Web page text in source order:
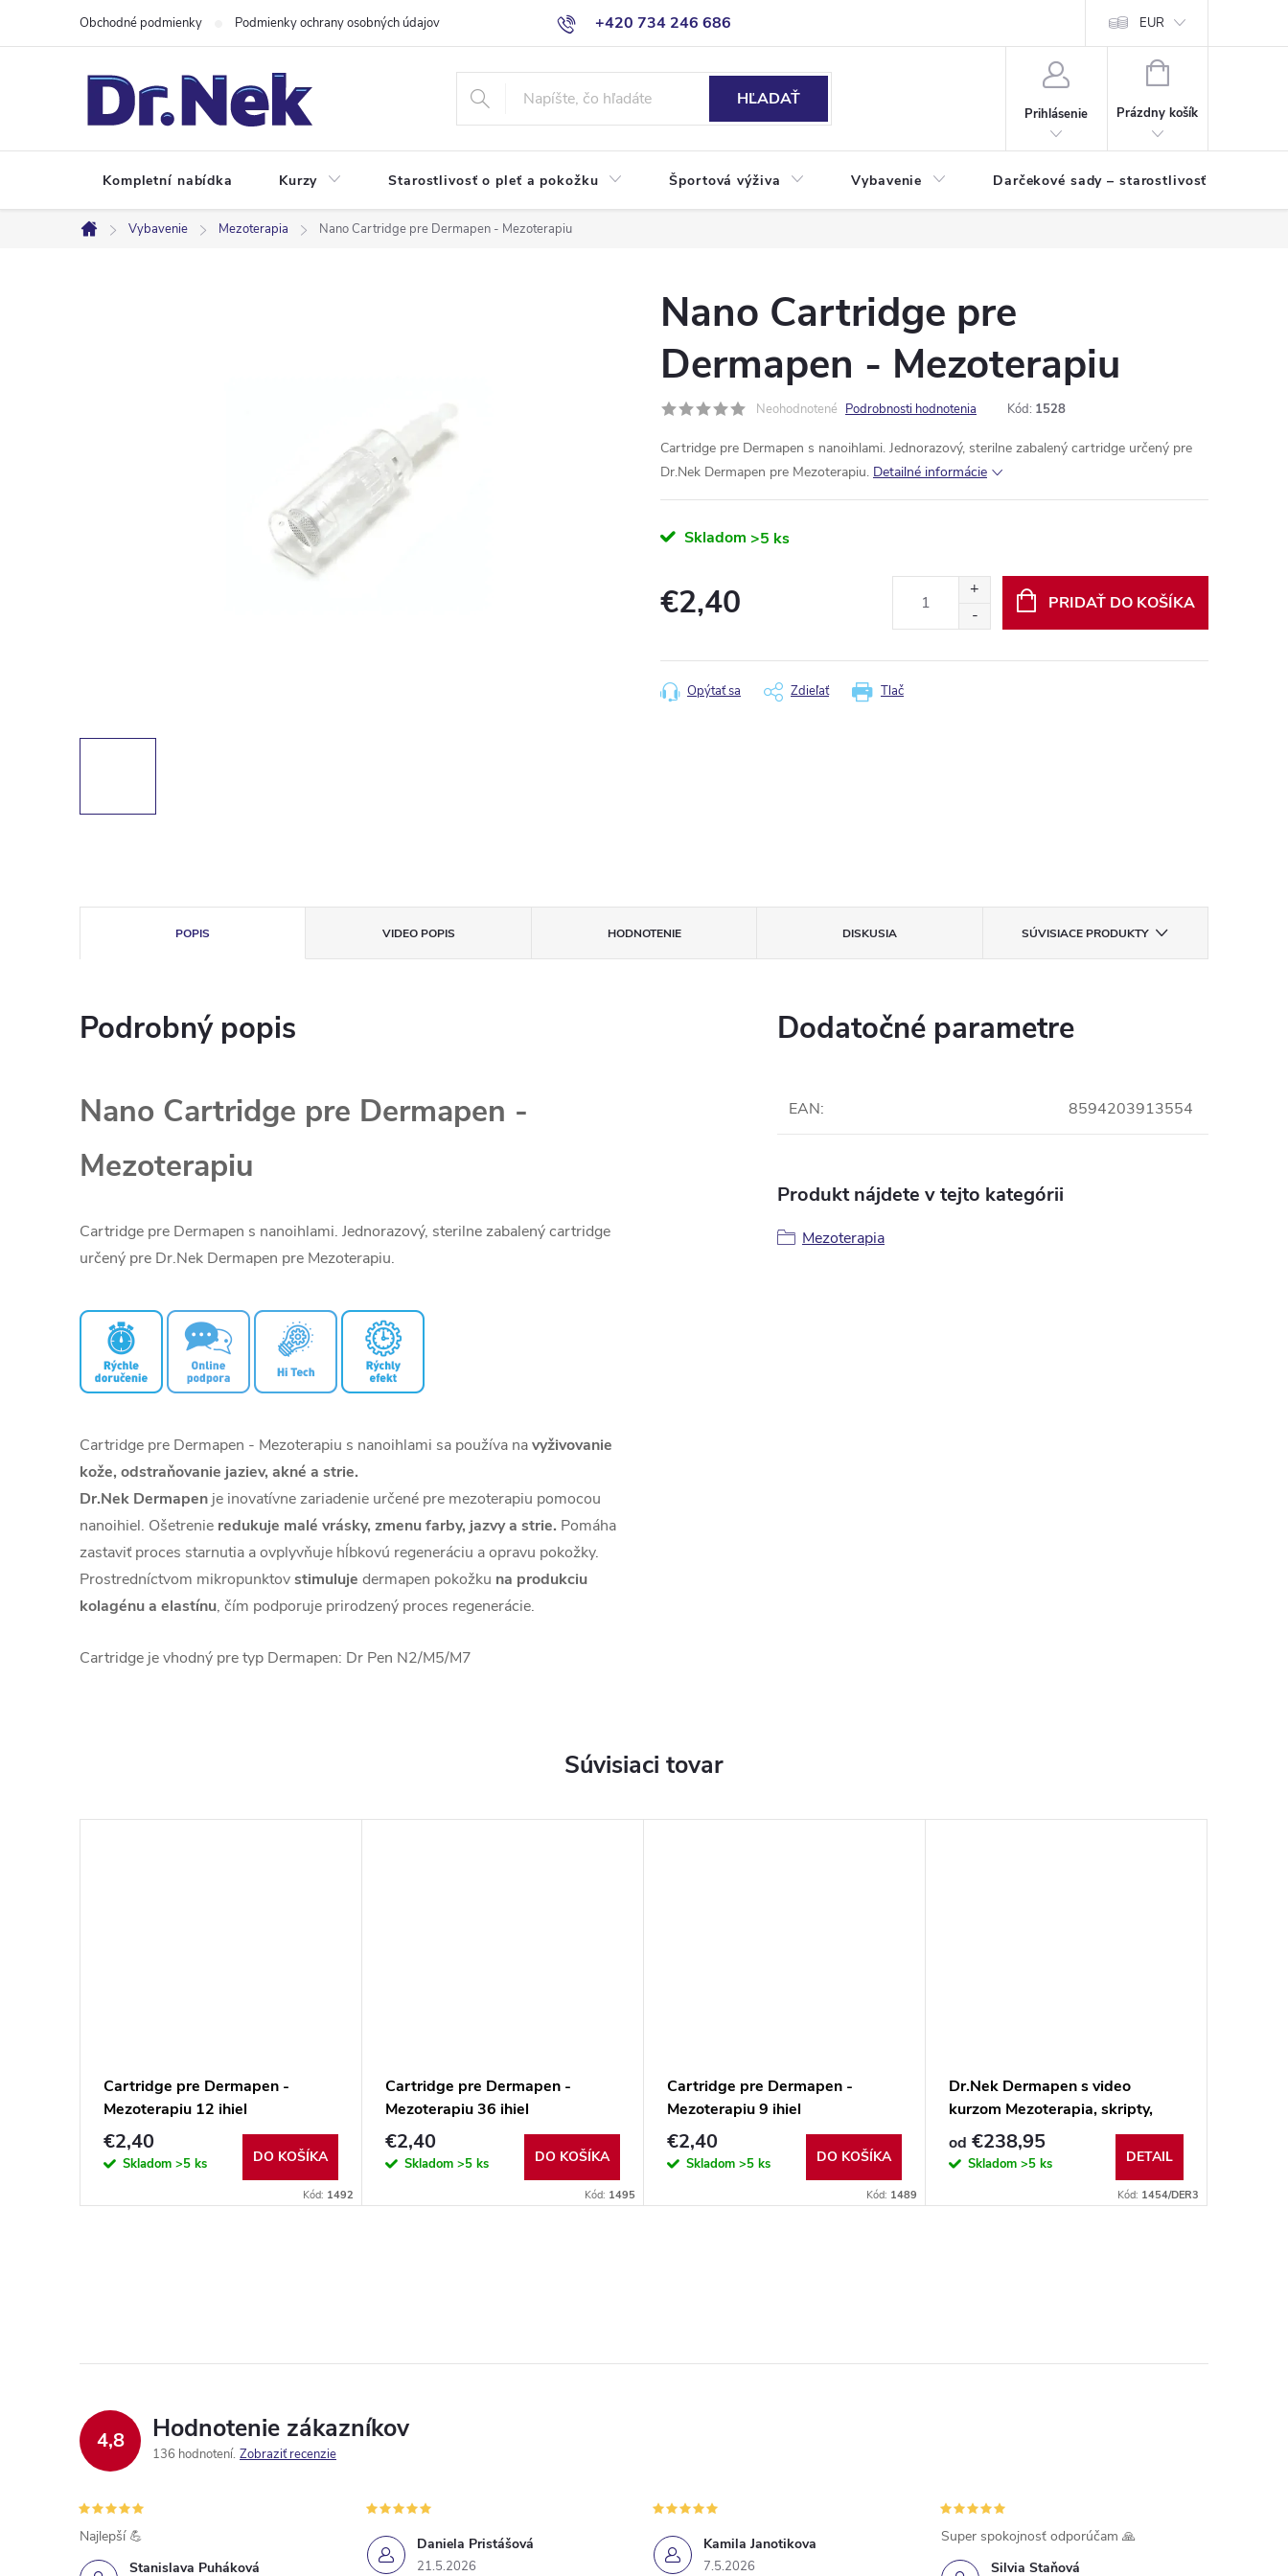
+420 734 246 686
Obchodné podmienky Podmienky ochrany osobných údajov EUR
HĽADAŤ
Prihlásenie
NÁKUPNÝ
Prázdny košík
Kompletní nabídka Kurzy Starostlivosť o pleť a pokožku Športová výživa Vybavenie Darčekové sady – starostlivosť o pleť a
Domov
Vybavenie Mezoterapia Nano Cartridge pre Dermapen - Mezoterapiu
Nano Cartridge pre
Dermapen - Mezoterapiu
Neohodnotené Podrobnosti hodnotenia Kód: 1528
Cartridge pre Dermapen s nanoihlami. Jednorazový, sterilne zabalený cartridge určený pre
Dr.Nek Dermapen pre Mezoterapiu. Detailné informácie
Skladom >5 ks
€2,40 PRIDAŤ DO KOŠÍKA
Tlač
Opýtať sa Zdieľať
POPIS VIDEO POPIS HODNOTENIE DISKUSIA SÚVISIACE PRODUKTY
Podrobný popis
Nano Cartridge pre Dermapen -
Mezoterapiu
Cartridge pre Dermapen s nanoihlami. Jednorazový, sterilne zabalený cartridge
určený pre Dr.Nek Dermapen pre Mezoterapiu.
Cartridge pre Dermapen - Mezoterapiu s nanoihlami sa používa navyživovanie
kože, odstraňovanie jaziev, akné a strie.
Dr.Nek Dermapen je inovatívne zariadenie určené pre mezoterapiu pomocou
nanoihiel. Ošetrenie redukuje malé vrásky, zmenu farby, jazvy a strie. Pomáha
zastaviť proces starnutia a ovplyvňuje hĺbkovú regeneráciu a opravu pokožky.
Prostredníctvom mikropunktovstimuluje dermapen pokožku na produkciu
kolagénu a elastínu, čím podporuje prirodzený proces regenerácie.
Cartridge je vhodný pre typ Dermapen: Dr Pen N2/M5/M7
Dodatočné parametre
EAN: 8594203913554
Produkt nájdete v tejto kategórii
Mezoterapia
Súvisiaci tovar
Cartridge pre Dermapen -
Mezoterapiu 12 ihiel
€2,40
Skladom >5 ks DO KOŠÍKA
Kód: 1492
Cartridge pre Dermapen -
Mezoterapiu 36 ihiel
€2,40
Skladom >5 ks DO KOŠÍKA
Kód: 1495
Cartridge pre Dermapen -
Mezoterapiu 9 ihiel
€2,40
Skladom >5 ks DO KOŠÍKA
Kód: 1489
Dr.Nek Dermapen s video
kurzom Mezoterapia, skripty,
certifikátom a Dr.Nek
Antiageing sérum ZDARMA
od €238,95
Skladom >5 ks DETAIL
Kód: 1454/DER3
4,8 Hodnotenie zákazníkov
136 hodnotení Zobraziť recenzie
Stanislava Puháková
Najlepší 💪 Daniela Pristášová
21.5.2026
Kamila Janotikova
7.5.2026 Silvia Staňová
Super spokojnosť odporúčam 🙏